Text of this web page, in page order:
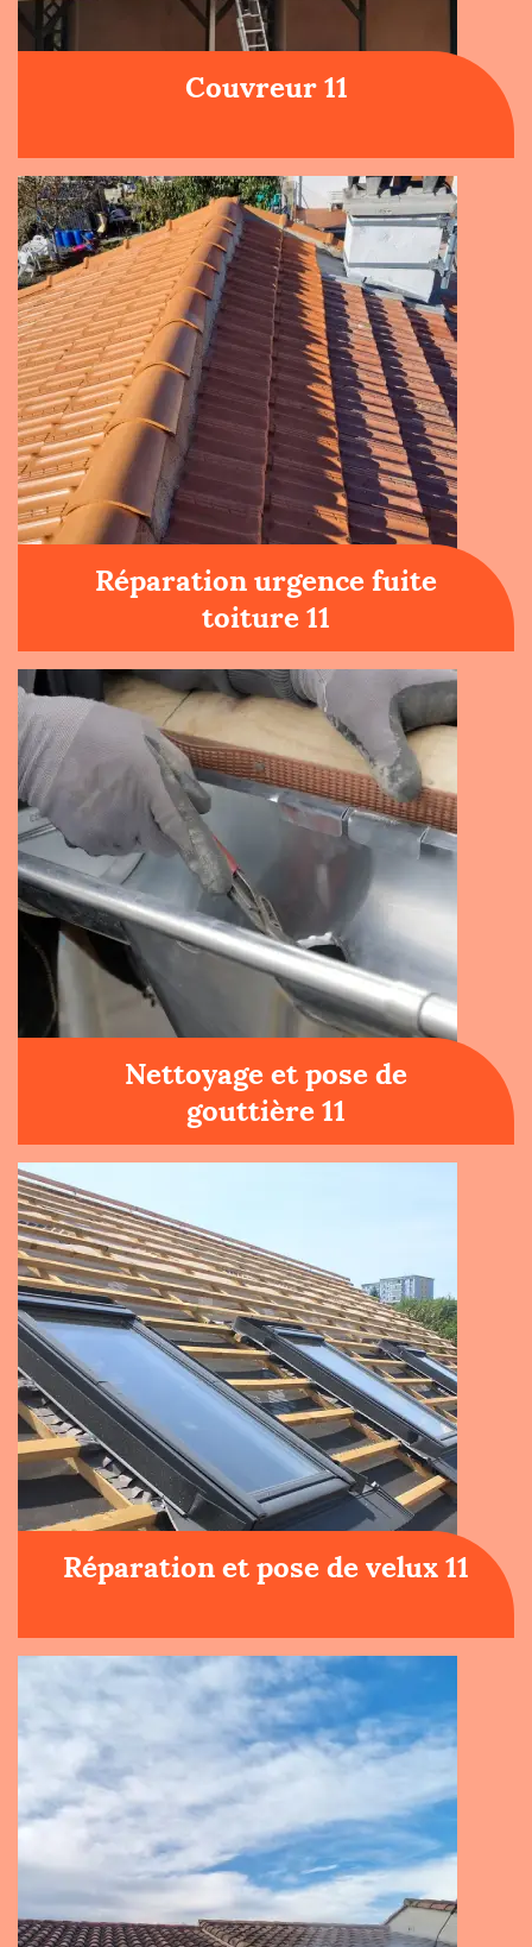
Couvreur 11
Réparation urgence fuite
toiture 11
Nettoyage et pose de
gouttière 11
Réparation et pose de velux 11